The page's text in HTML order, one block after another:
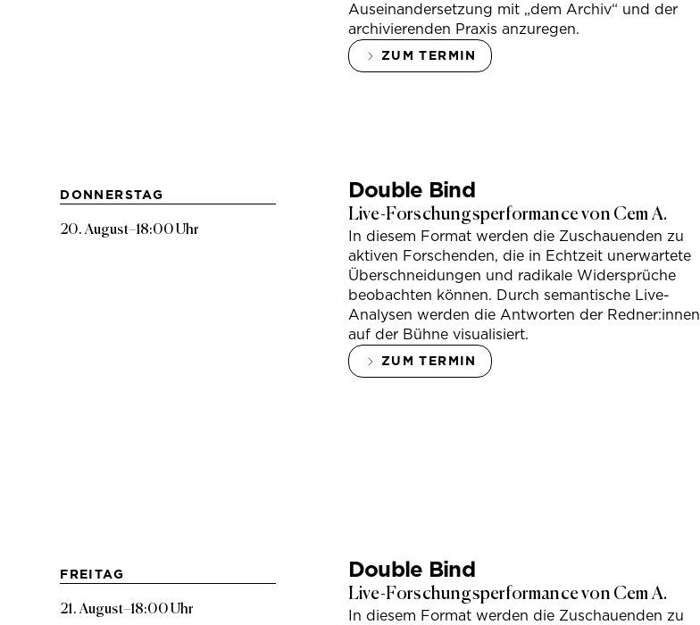
Auseinandersetzung mit „dem Archiv“ und der
archivierenden Praxis anzuregen.
ZUM TERMIN
DONNERSTAG
20. August–18:00 Uhr
Double Bind
Live-Forschungsperformance von Cem A.
In diesem Format werden die Zuschauenden zu
aktiven Forschenden, die in Echtzeit unerwartete
Überschneidungen und radikale Widersprüche
beobachten können. Durch semantische Live-
Analysen werden die Antworten der Redner:innen
auf der Bühne visualisiert.
ZUM TERMIN
FREITAG
21. August–18:00 Uhr
Double Bind
Live-Forschungsperformance von Cem A.
In diesem Format werden die Zuschauenden zu